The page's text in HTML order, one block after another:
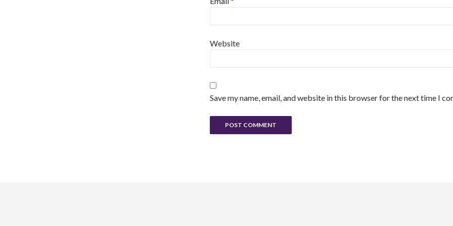
Website
Save my name, email, and website in this browser for the next time I